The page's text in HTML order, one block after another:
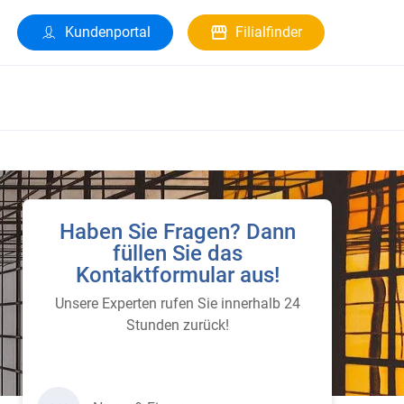
Kundenportal Filialfinder
Haben Sie Fragen? Dann
füllen Sie das
Kontaktformular aus!
Unsere Experten rufen Sie innerhalb 24
Stunden zurück!